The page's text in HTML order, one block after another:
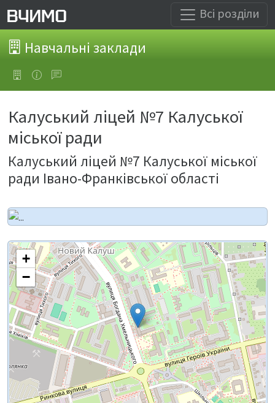
Всі розділи
Навчальні заклади
Калуський ліцей №7 Калуської
міської ради
Калуський ліцей №7 Калуської міської
ради Івано-Франківської області
+
−